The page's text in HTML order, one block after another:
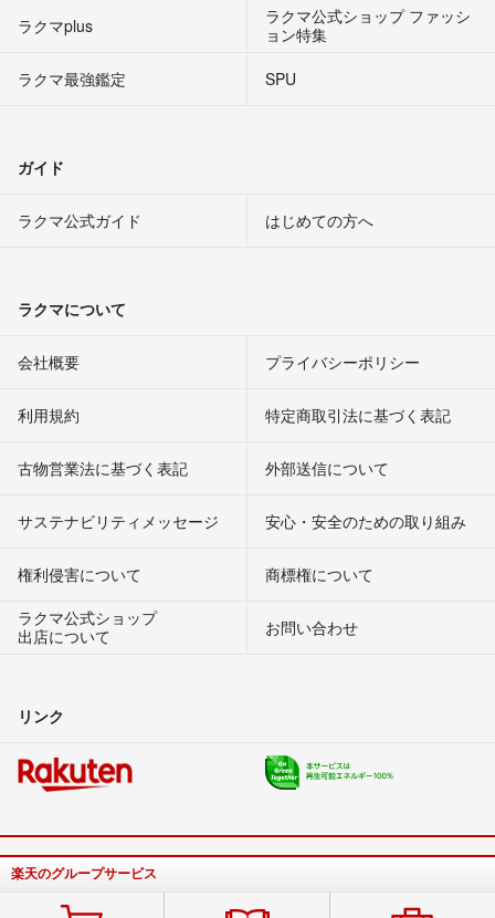
ラクマplus
ラクマ公式ショップ ファッシ
ョン特集
ラクマ最強鑑定
SPU
ガイド
ラクマ公式ガイド はじめての方へ
ラクマについて
会社概要 プライバシーポリシー
利用規約 特定商取引法に基づく表記
古物営業法に基づく表記 外部送信について
サステナビリティメッセージ 安心・安全のための取り組み
権利侵害について
商標権について
ラクマ公式ショップ
出店について
お問い合わせ
リンク
楽天のグループサービス